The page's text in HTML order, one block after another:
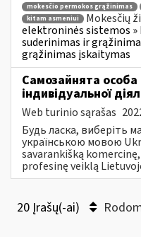
mokesčio permokos grąžinimas
kitam asmeniui
Mokesčių
elektroninės sistemos »
suderinimas ir
grąžinimas įskaitymas
Самозайнята особа
індивідуальної
Web turinio sąrašas
Будь ласка, виберіть
українською мовою
savarankišką
profesinę veiklą
20 Įrašų(-ai)